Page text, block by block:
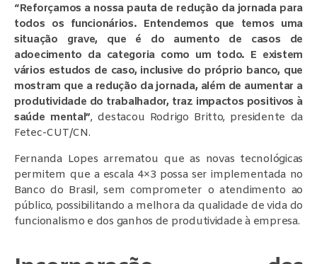
“Reforçamos a nossa pauta de redução da jornada para
todos os funcionários. Entendemos que temos uma
situação grave, que é do aumento de casos de
adoecimento da categoria como um todo. E existem
vários estudos de caso, inclusive do próprio banco, que
mostram que a redução da jornada, além de aumentar a
produtividade do trabalhador, traz impactos positivos à
saúde mental”, destacou Rodrigo Britto, presidente da
Fetec-CUT/CN.
Fernanda Lopes arrematou que as novas tecnológicas
permitem que a escala 4×3 possa ser implementada no
Banco do Brasil, sem comprometer o atendimento ao
público, possibilitando a melhora da qualidade de vida do
funcionalismo e dos ganhos de produtividade à empresa.